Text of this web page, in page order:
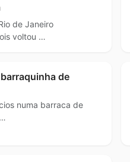
de Janeiro
voltou …
de
numa barraca de